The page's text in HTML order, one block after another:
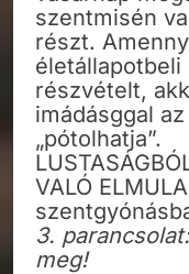
szentmisén
részt.
életállapotbeli
részvételt,
imádásggal
„pótolhatja”.
VALÓ
3.
meg!